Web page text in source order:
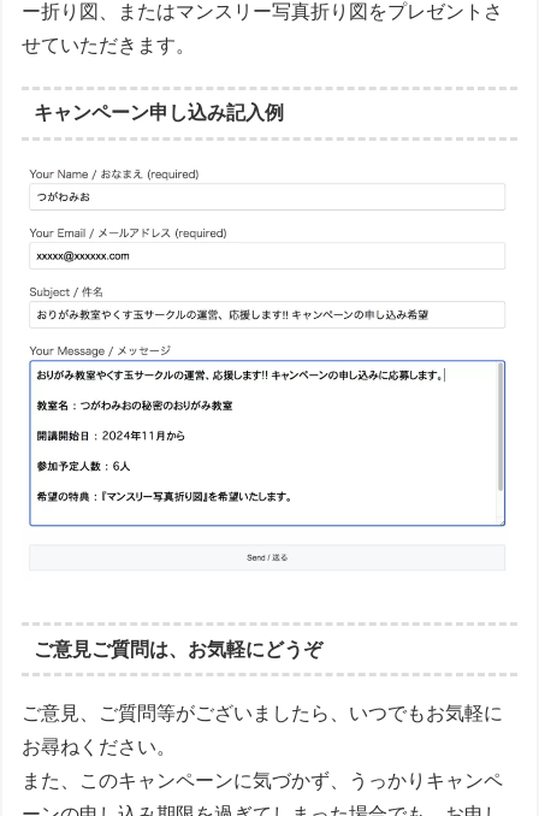
ー折り図、またはマンスリー写真折り図をプレゼントさ
せていただきます。
キャンペーン申し込み記入例
ご意見ご質問は、お気軽にどうぞ
ご意見、ご質問等がございましたら、いつでもお気軽に
お尋ねください。
また、このキャンペーンに気づかず、うっかりキャンペ